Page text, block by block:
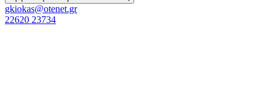
gkiokas@otenet.gr
22620 23734